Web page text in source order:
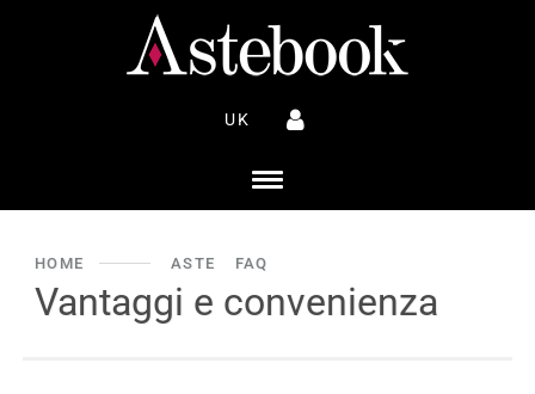
UK
HOME ASTE FAQ
Vantaggi e convenienza